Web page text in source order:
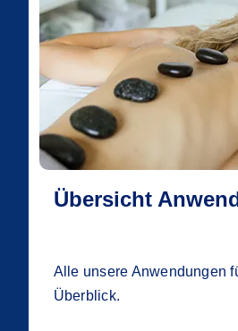
Übersicht
Alle unsere Anwendungen
Überblick.